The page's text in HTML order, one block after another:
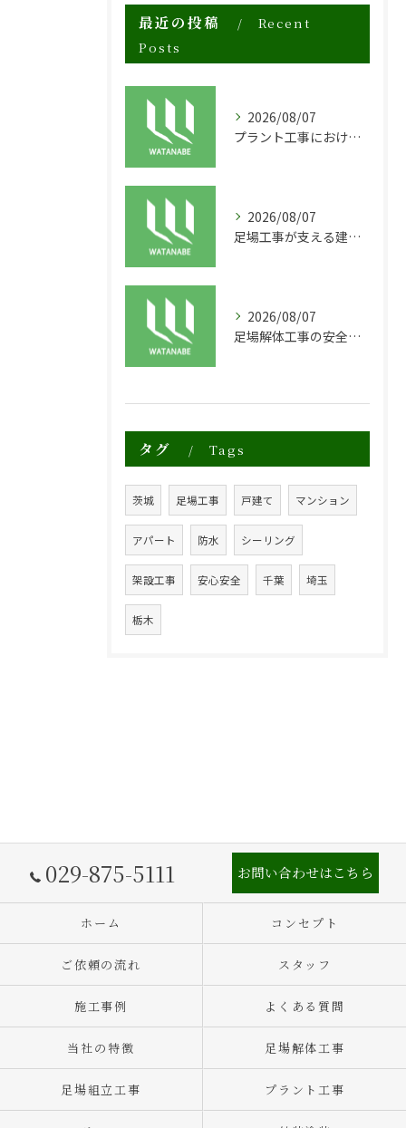
最近の投稿
Recent
Posts
2026/08/07
プラント工事における足場工事の安全対策と施工の重要性
2026/08/07
足場工事が支える建物の長寿命化と外装塗装の重要性
2026/08/07
足場解体工事の安全性と効率化のポイント
タグ Tags
茨城 足場工事 戸建て マンション
アパート 防水 シーリング
架設工事 安心安全 千葉 埼玉
栃木
029-875-5111 お問い合わせはこちら
ホーム コンセプト
ご依頼の流れ スタッフ
施工事例 よくある質問
当社の特徴 足場解体工事
足場組立工事 プラント工事